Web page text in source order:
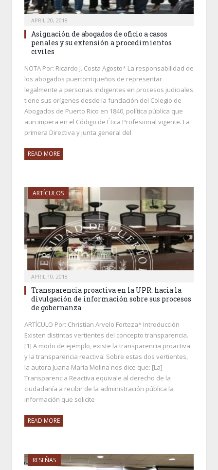
APRIL 20, 2018
Asignación de abogados de oficio a casos
penales y su extensión a procedimientos
civiles
NOTA Por: Ricardo J. Costa Agosto* La responsabilidad de
los abogados puertorriqueños de representar
legalmente a personas indigentes en procesos judiciales
tiene sus orígenes desde la fundación del Colegio de
Abogados de Puerto Rico en 1840, política pública que
aun impera en el Código de Ética Profesional vigente. La
primera Directiva y junta general del
READ MORE
ARTÍCULOS
APRIL 10, 2018
Transparencia proactiva en la UPR: hacia la
divulgación de información sobre sus procesos
de gobernanza
ARTÍCULO Por: Christian Arvelo Forteza* Introducción
Existen distintas vertientes del concepto transparencia.
[1] A modo de ejemplo, existe la transparencia proactiva
y la transparencia reactiva. Sobre estas dos vertientes,
la autora Juana María Molina nos dice que: [La]
Transparencia Reactiva equivale al derecho de la
ciudadanía a recibir de la administración pública la
información que solicite
READ MORE
RESEÑAS